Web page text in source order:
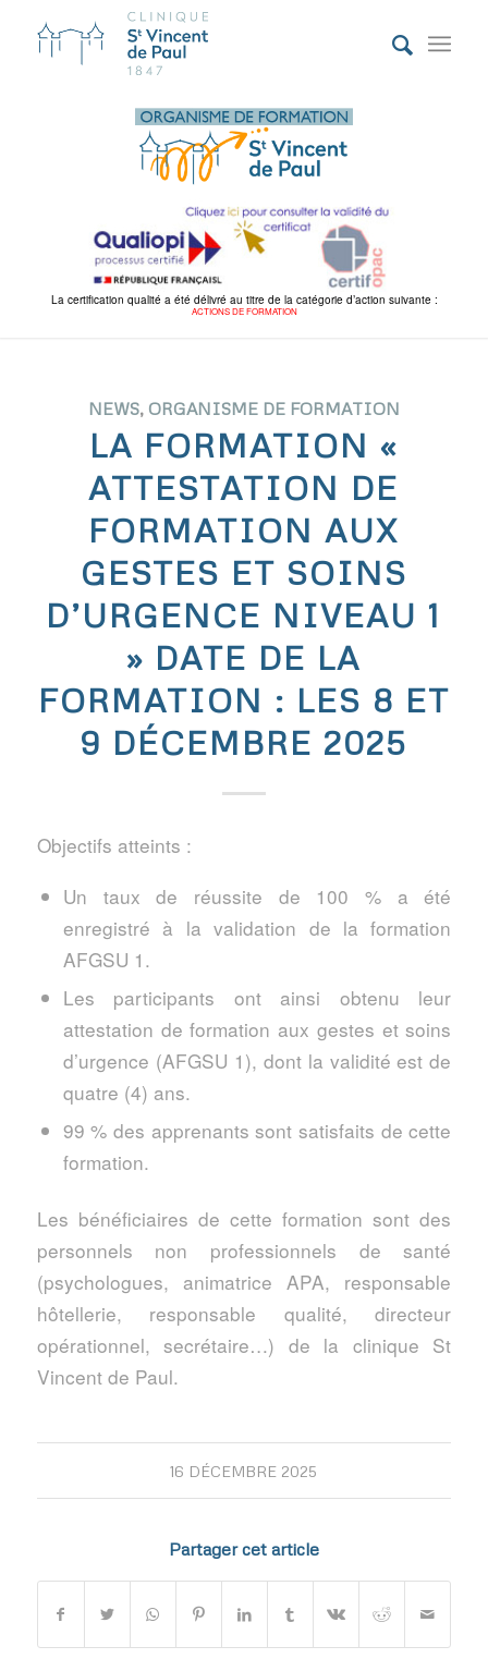
La certification qualité a été délivré au titre de la catégorie d’action suivante :
ACTIONS DE FORMATION
NEWS, ORGANISME DE FORMATION
LA FORMATION «
ATTESTATION DE
FORMATION AUX
GESTES ET SOINS
D’URGENCE NIVEAU 1
» DATE DE LA
FORMATION : LES 8 ET
9 DÉCEMBRE 2025
Objectifs atteints :
Un taux de réussite de 100 % a été
enregistré à la validation de la formation
AFGSU 1.
Les participants ont ainsi obtenu leur
attestation de formation aux gestes et soins
d’urgence (AFGSU 1), dont la validité est de
quatre (4) ans.
99 % des apprenants sont satisfaits de cette
formation.
Les bénéficiaires de cette formation sont des
personnels non professionnels de santé
(psychologues, animatrice APA, responsable
hôtellerie, responsable qualité, directeur
opérationnel, secrétaire…) de la clinique St
Vincent de Paul.
16 DÉCEMBRE 2025
Partager cet article